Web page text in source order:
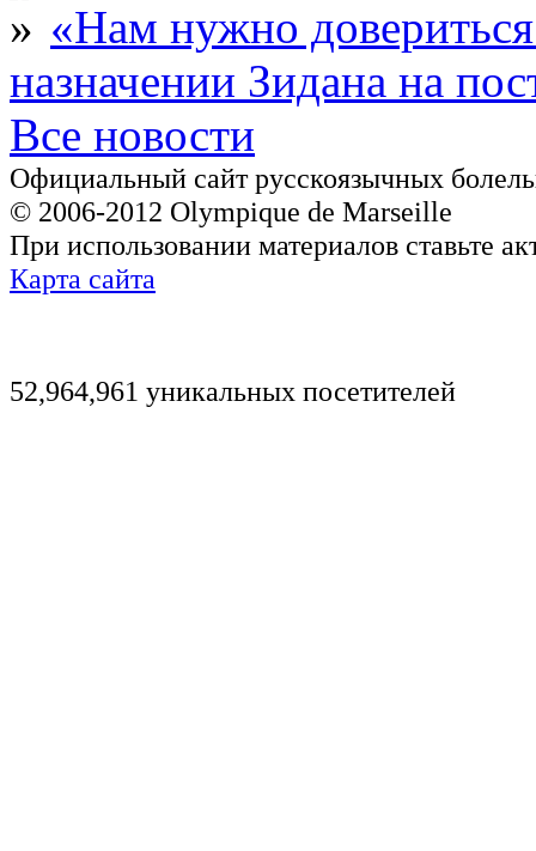
«Нам нужно
назначении Зидана на
Все новости
Официальный сайт русскоязычных
© 2006-2012 Olympique de Marseille
При использовании материалов ставьте
Карта сайта
52,964,961 уникальных посетителей